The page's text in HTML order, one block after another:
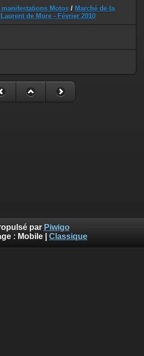
manifestations Motos / Marché de la
de Mure - Février 2010
par Piwigo
: Mobile Classique